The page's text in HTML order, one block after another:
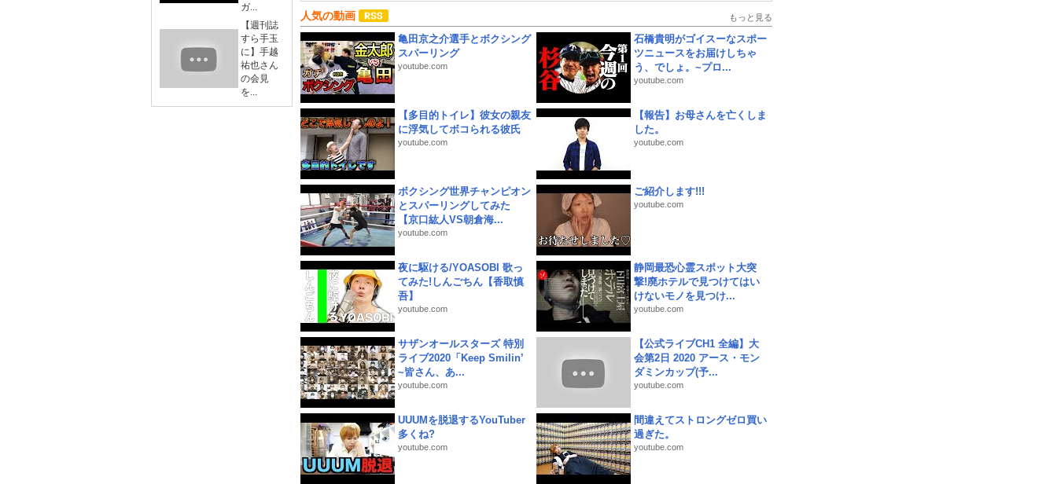
ガ...
【週刊誌
すら手玉
に】手越
祐也さん
の会見
を...
人気の動画 もっと見る
亀田京之介選手とボクシング
スパーリング
youtube.com
石橋貴明がゴイスーなスポー
ツニュースをお届けしちゃ
う、でしょ。~プロ...
youtube.com
【多目的トイレ】彼女の親友
に浮気してボコられる彼氏
youtube.com
【報告】お母さんを亡くしま
した。
youtube.com
ボクシング世界チャンピオン
とスパーリングしてみた
【京口紘人VS朝倉海...
youtube.com
ご紹介します!!!
youtube.com
夜に駆ける/YOASOBI 歌っ
てみた!しんごちん【香取慎
吾】
youtube.com
静岡最恐心霊スポット大突
撃!廃ホテルで見つけてはい
けないモノを見つけ...
youtube.com
サザンオールスターズ 特別
ライブ2020「Keep Smilin’
~皆さん、あ...
youtube.com
【公式ライブCH1 全編】大
会第2日 2020 アース・モン
ダミンカップ(予...
youtube.com
UUUMを脱退するYouTuber
多くね?
youtube.com
間違えてストロングゼロ買い
過ぎた。
youtube.com